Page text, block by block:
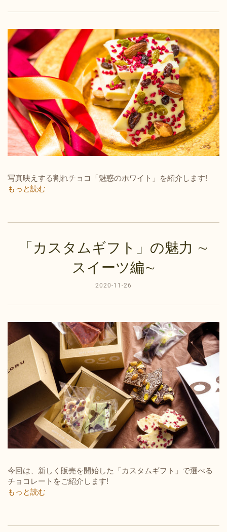
写真映えする割れチョコ「魅惑のホワイト」を紹介します!
もっと読む
「カスタムギフト」の魅力 ∼
スイーツ編∼
2020-11-26
今回は、新しく販売を開始した「カスタムギフト」で選べる
チョコレートをご紹介します!
もっと読む